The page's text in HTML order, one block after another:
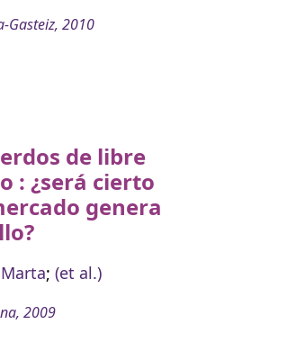
Gasteiz, 2010
de libre
: ¿será cierto
genera
Marta; (et al.)
2009